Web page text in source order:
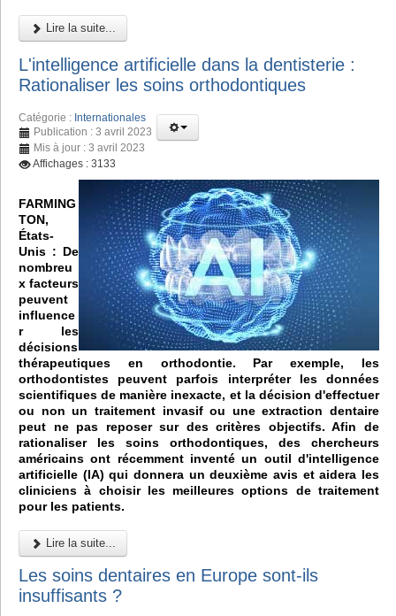
Lire la suite...
L'intelligence artificielle dans la dentisterie :
Rationaliser les soins orthodontiques
Catégorie : Internationales
Publication : 3 avril 2023
Mis à jour : 3 avril 2023
Affichages : 3133
FARMING
TON,
États-
Unis : De
nombreu
x facteurs
peuvent
influence
r les
décisions
thérapeutiques en orthodontie. Par exemple, les
orthodontistes peuvent parfois interpréter les données
scientifiques de manière inexacte, et la décision d'effectuer
ou non un traitement invasif ou une extraction dentaire
peut ne pas reposer sur des critères objectifs. Afin de
rationaliser les soins orthodontiques, des chercheurs
américains ont récemment inventé un outil d'intelligence
artificielle (IA) qui donnera un deuxième avis et aidera les
cliniciens à choisir les meilleures options de traitement
pour les patients.
Lire la suite...
Les soins dentaires en Europe sont-ils
insuffisants ?